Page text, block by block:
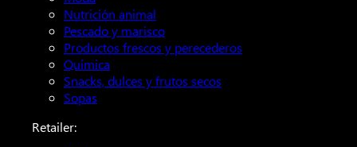
Nutrición animal
Pescado y marisco
Productos frescos y perecederos
Química
Snacks, dulces y frutos secos
Sopas
Retailer: